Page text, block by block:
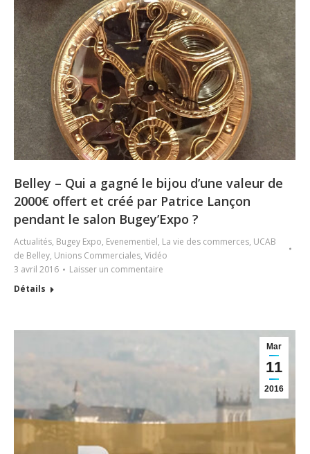
Belley – Qui a gagné le bijou d’une valeur de
2000€ offert et créé par Patrice Lançon
pendant le salon Bugey’Expo ?
Actualités, Bugey Expo, Evenementiel, La vie des commerces, UCAB
de Belley, Unions Commerciales, Vidéo
3 avril 2016
Laisser un commentaire
Détails
Mar
11
2016